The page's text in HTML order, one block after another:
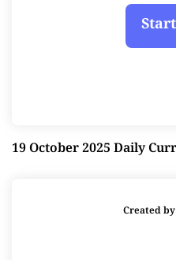
19 October 2025 Daily
Created by